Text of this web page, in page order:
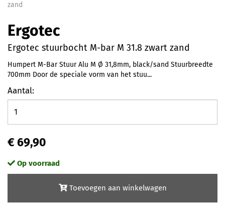
zand
Ergotec
Ergotec stuurbocht M-bar M 31.8 zwart zand
Humpert M-Bar Stuur Alu M Ø 31,8mm, black/sand Stuurbreedte
700mm Door de speciale vorm van het stuu...
Aantal:
€ 69,90
Op voorraad
Toevoegen aan winkelwagen